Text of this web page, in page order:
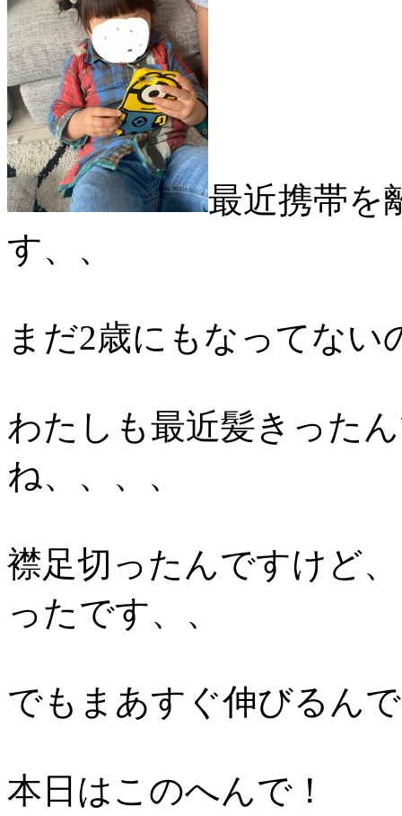
最近携帯を
す、、
まだ2歳にもなってな
わたしも最近髪きった
ね、、、、
襟足切ったんですけど
ったです、、
でもまあすぐ伸びるん
本日はこのへんで！